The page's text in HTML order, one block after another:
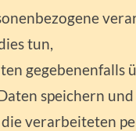
tun,
gegebenenfalls
speichern und
verarbeiteten